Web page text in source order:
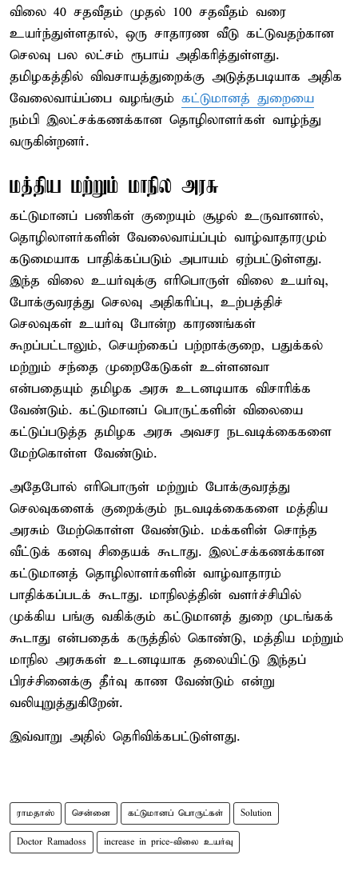
விலை 40 சதவீதம் முதல் 100 சதவீதம் வரை
உயர்ந்துள்ளதால், ஒரு சாதாரண வீடு கட்டுவதற்கான
செலவு பல லட்சம் ரூபாய் அதிகரித்துள்ளது.
தமிழகத்தில் விவசாயத்துறைக்கு அடுத்தபடியாக அதிக
வேலைவாய்ப்பை வழங்கும் கட்டுமானத் துறையை
நம்பி இலட்சக்கணக்கான தொழிலாளர்கள் வாழ்ந்து
வருகின்றனர்.
மத்திய மற்றும் மாநில அரசு
கட்டுமானப் பணிகள் குறையும் சூழல் உருவானால்,
தொழிலாளர்களின் வேலைவாய்ப்பும் வாழ்வாதாரமும்
கடுமையாக பாதிக்கப்படும் அபாயம் ஏற்பட்டுள்ளது.
இந்த விலை உயர்வுக்கு எரிபொருள் விலை உயர்வு,
போக்குவரத்து செலவு அதிகரிப்பு, உற்பத்திச்
செலவுகள் உயர்வு போன்ற காரணங்கள்
கூறப்பட்டாலும், செயற்கைப் பற்றாக்குறை, பதுக்கல்
மற்றும் சந்தை முறைகேடுகள் உள்ளனவா
என்பதையும் தமிழக அரசு உடனடியாக விசாரிக்க
வேண்டும். கட்டுமானப் பொருட்களின் விலையை
கட்டுப்படுத்த தமிழக அரசு அவசர நடவடிக்கைகளை
மேற்கொள்ள வேண்டும்.
அதேபோல் எரிபொருள் மற்றும் போக்குவரத்து
செலவுகளைக் குறைக்கும் நடவடிக்கைகளை மத்திய
அரசும் மேற்கொள்ள வேண்டும். மக்களின் சொந்த
வீட்டுக் கனவு சிதையக் கூடாது. இலட்சக்கணக்கான
கட்டுமானத் தொழிலாளர்களின் வாழ்வாதாரம்
பாதிக்கப்படக் கூடாது. மாநிலத்தின் வளர்ச்சியில்
முக்கிய பங்கு வகிக்கும் கட்டுமானத் துறை முடங்கக்
கூடாது என்பதைக் கருத்தில் கொண்டு, மத்திய மற்றும்
மாநில அரசுகள் உடனடியாக தலையிட்டு இந்தப்
பிரச்சினைக்கு தீர்வு காண வேண்டும் என்று
வலியுறுத்துகிறேன்.
இவ்வாறு அதில் தெரிவிக்கபட்டுள்ளது.
ராமதாஸ் சென்னை கட்டுமானப் பொருட்கள் Solution
Doctor Ramadoss increase in price-விலை உயர்வு